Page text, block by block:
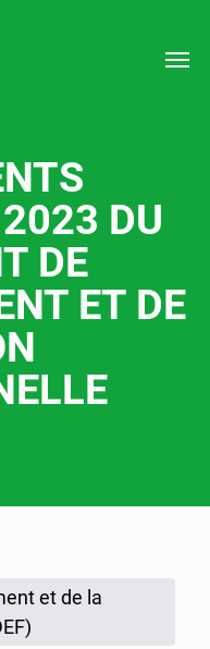
DU
DE
ET DE
et de la